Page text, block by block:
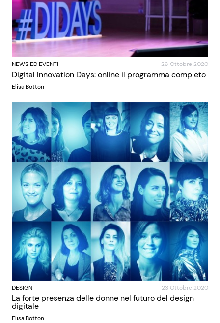
NEWS ED EVENTI 26 Ottobre 2020
Digital Innovation Days: online il programma completo
Elisa Botton
DESIGN 23 Ottobre 2020
La forte presenza delle donne nel futuro del design
digitale
Elisa Botton